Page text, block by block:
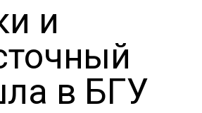
и
в БГУ